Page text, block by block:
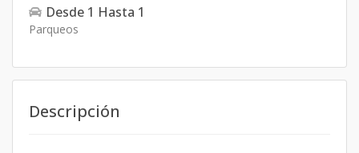
Desde 1 Hasta 1
Parqueos
Descripción